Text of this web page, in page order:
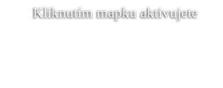
Kliknutím mapku aktivujete